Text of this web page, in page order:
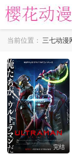
当前位置： 三七动漫
完结